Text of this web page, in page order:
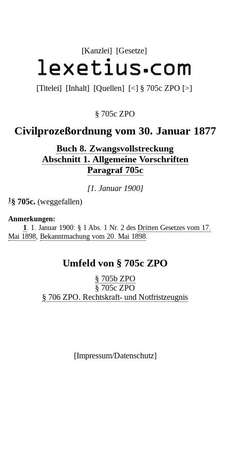
[Kanzlei] [Gesetze]
[Titelei] [Inhalt] [Quellen] [<] § 705c ZPO [>]
§ 705c ZPO
Civilprozeßordnung vom 30. Januar 1877
Buch 8. Zwangsvollstreckung
Abschnitt 1. Allgemeine Vorschriften
Paragraf 705c
[1. Januar 1900]
1 § 705c. (weggefallen)
Anmerkungen:
1
. 1. Januar 1900: § 1 Abs. 1 Nr. 2 des Dritten Gesetzes vom 17.
Mai 1898 Bekanntmachung vom 20. Mai 1898
Umfeld von § 705c ZPO
§ 705b ZPO
§ 705c ZPO
§ 706 ZPO. Rechtskraft- und Notfristzeugnis
[Impressum/Datenschutz]